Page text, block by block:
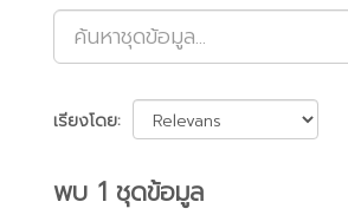
เรียงโดย
พบ 1 ชุดข้อมูล